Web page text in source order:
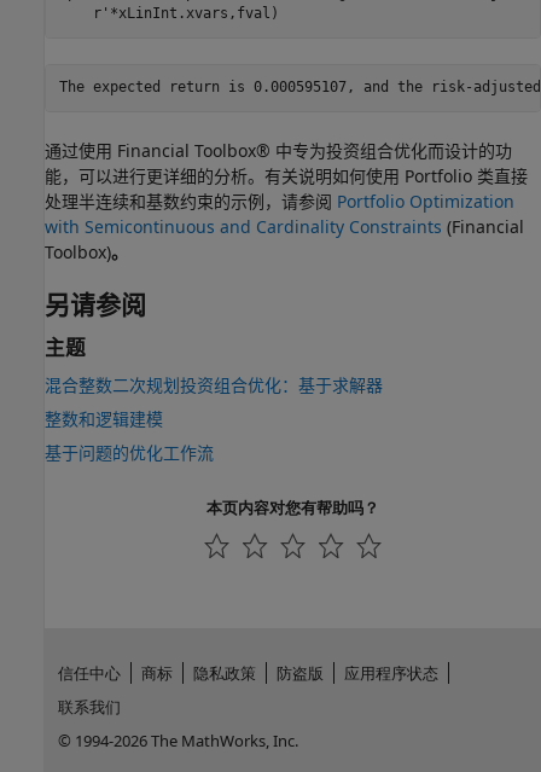
    r'*xLinInt.xvars,fval)
通过使用 Financial Toolbox® 中专为投资组合优化而设计的功
能，可以进行更详细的分析。有关说明如何使用 Portfolio 类直接
处理半连续和基数约束的示例，请参阅 Portfolio Optimization
with Semicontinuous and Cardinality Constraints (Financial
Toolbox)。
另请参阅
主题
混合整数二次规划投资组合优化：基于求解器
整数和逻辑建模
基于问题的优化工作流
本页内容对您有帮助吗？
信任中心 商标 隐私政策 防盗版
应用程序状态
联系我们
© 1994-2026 The MathWorks, Inc.